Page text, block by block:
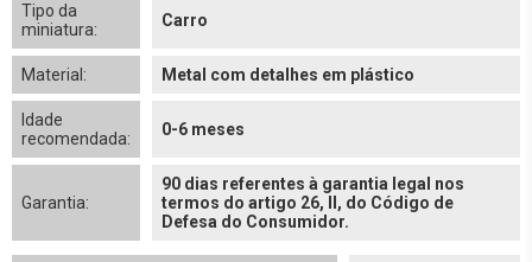
Tipo da
miniatura:
Carro
Material: Metal com detalhes em plástico
Idade
recomendada:
0-6 meses
Garantia:
90 dias referentes à garantia legal nos
termos do artigo 26, II, do Código de
Defesa do Consumidor.